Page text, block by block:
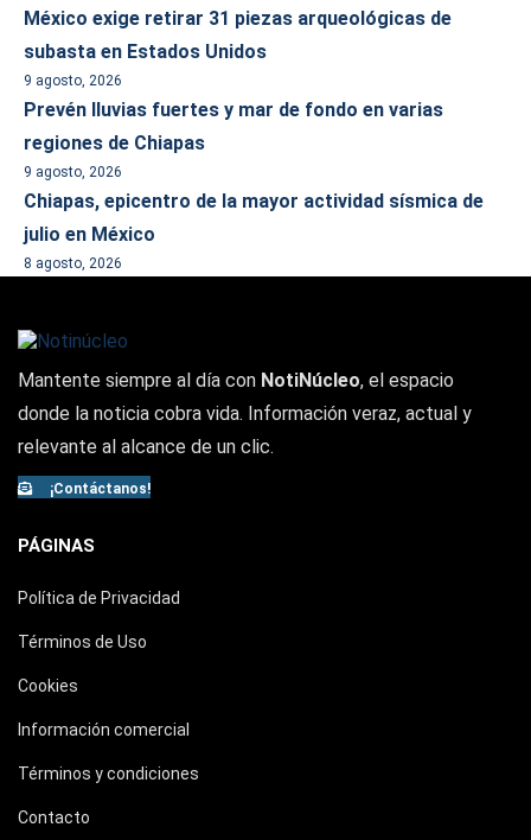
México exige retirar 31 piezas arqueológicas de
subasta en Estados Unidos
9 agosto, 2026
Prevén lluvias fuertes y mar de fondo en varias
regiones de Chiapas
9 agosto, 2026
Chiapas, epicentro de la mayor actividad sísmica de
julio en México
8 agosto, 2026
Mantente siempre al día con NotiNúcleo, el espacio
donde la noticia cobra vida. Información veraz, actual y
relevante al alcance de un clic.
¡Contáctanos!
PÁGINAS
Política de Privacidad
Términos de Uso
Cookies
Información comercial
Términos y condiciones
Contacto